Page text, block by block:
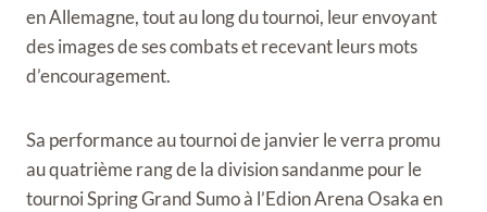
en Allemagne, tout au long du tournoi, leur envoyant
des images de ses combats et recevant leurs mots
d’encouragement.
Sa performance au tournoi de janvier le verra promu
au quatrième rang de la division sandanme pour le
tournoi Spring Grand Sumo à l’Edion Arena Osaka en